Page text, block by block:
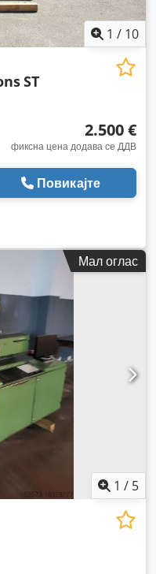
1 / 10
ST
2.500 €
фиксна цена додава се ДДВ
Повикајте
Мал оглас
1 / 5